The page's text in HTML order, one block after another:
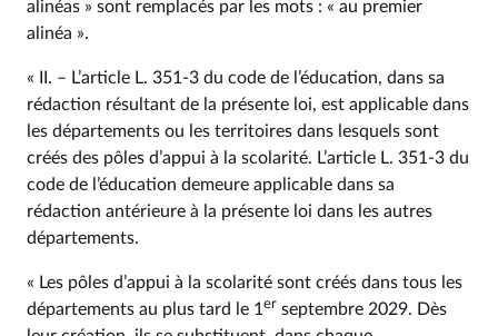
alinéas » sont remplacés par les mots : « au premier
alinéa ».
« II. – L’article L. 351‑3 du code de l’éducation, dans sa
rédaction résultant de la présente loi, est applicable dans
les départements ou les territoires dans lesquels sont
créés des pôles d’appui à la scolarité. L’article L. 351‑3 du
code de l’éducation demeure applicable dans sa
rédaction antérieure à la présente loi dans les autres
départements.
« Les pôles d’appui à la scolarité sont créés dans tous les
départements au plus tard le 1 er septembre 2029. Dès